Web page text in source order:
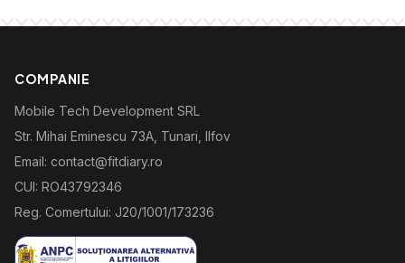
COMPANIE
Mobile Tech Development SRL
Str. Mihai Eminescu 73A, Tunari, Ilfov
Email: contact@fitdiary.ro
CUI: RO43792346
Reg. Comertului: J20/1001/173236